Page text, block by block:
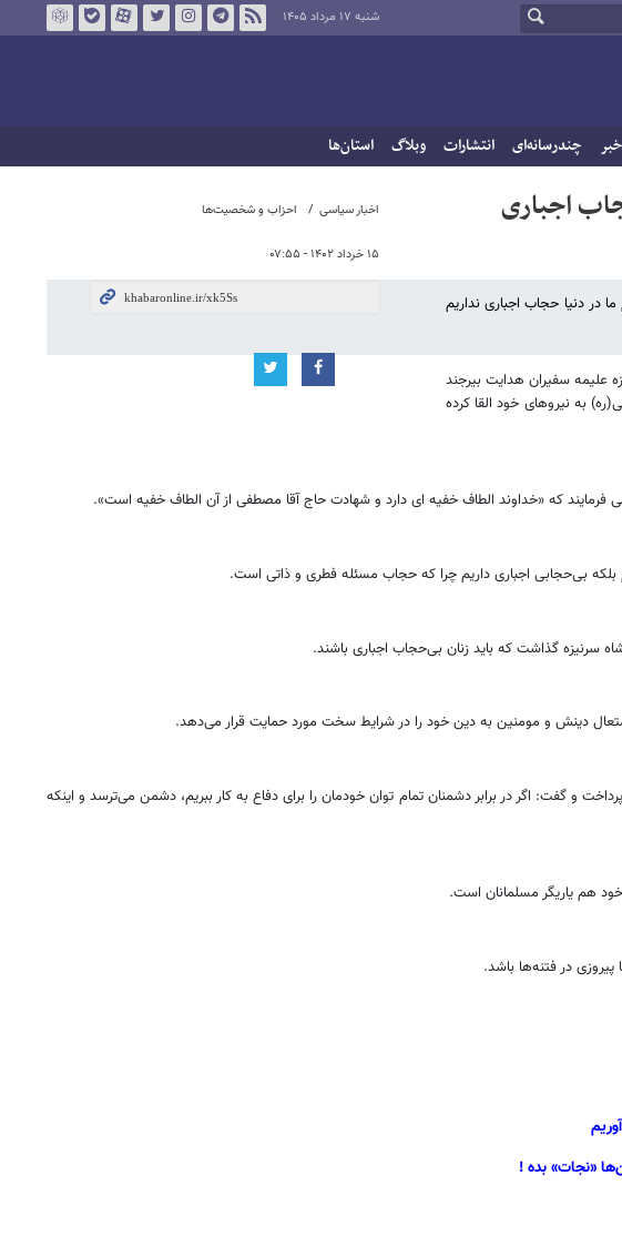
شنبه ۱۷ مرداد ۱۴۰۵
چندرسانه‌ای انتشارات وبلاگ استان‌ها
اخبار سیاسی احزاب و شخصیت‌ها
۱۵ خرداد ۱۴۰۲ - ۰۷:۵۵
اجباری
در دنیا حجاب اجباری نداریم
سالگرد ارتحال امام خمینی (ره) و قیام ۱۵ خرداد که در محل حوزه علیمه سفیران هدایت بیرجند
به نیروهای خود القا کرده
که «خداوند الطاف خفیه ای دارد و شهادت حاج آقا مصطفی از آن الطاف خفیه است».
بلکه بی‌حجابی اجباری داریم چرا که حجاب مسئله فطری و ذاتی است.
سرنیزه گذاشت که باید زنان بی‌حجاب اجباری باشند.
متعال دینش و مومنین به دین خود را در شرایط سخت مورد حمایت قرار می‌دهد.
و گفت: اگر در برابر دشمنان تمام توان خودمان را برای دفاع به کار ببریم، دشمن می‌ترسد و اینکه
هم یاریگر مسلمانان است.
در فتنه‌ها باشد.
«نجات» بده !